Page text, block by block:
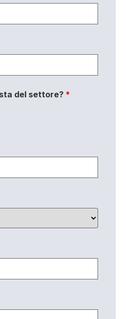
del settore? *